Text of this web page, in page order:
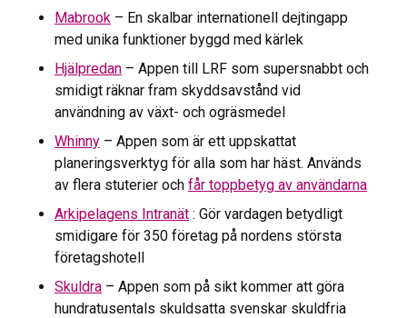
Mabrook – En skalbar internationell dejtingapp
med unika funktioner byggd med kärlek
Hjälpredan – Appen till LRF som supersnabbt och
smidigt räknar fram skyddsavstånd vid
användning av växt- och ogräsmedel
Whinny – Appen som är ett uppskattat
planeringsverktyg för alla som har häst. Används
av flera stuterier och får toppbetyg av användarna
Arkipelagens Intranät : Gör vardagen betydligt
smidigare för 350 företag på nordens största
företagshotell
Skuldra – Appen som på sikt kommer att göra
hundratusentals skuldsatta svenskar skuldfria